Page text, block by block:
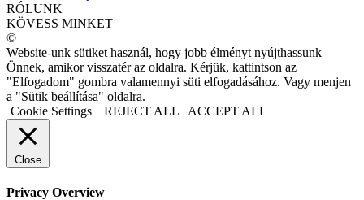
RÓLUNK
KÖVESS MINKET
©
Website-unk sütiket használ, hogy jobb élményt nyújthassunk
Önnek, amikor visszatér az oldalra. Kérjük, kattintson az
"Elfogadom" gombra valamennyi süti elfogadásához. Vagy menjen
a "Sütik beállítása" oldalra.
Cookie Settings
REJECT ALL ACCEPT ALL
Close
Privacy Overview